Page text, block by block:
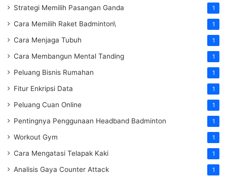
Strategi Memilih Pasangan Ganda 1
Cara Memilih Raket Badminton\ 1
Cara Menjaga Tubuh 1
Cara Membangun Mental Tanding 1
Peluang Bisnis Rumahan 1
Fitur Enkripsi Data 1
Peluang Cuan Online 1
Pentingnya Penggunaan Headband Badminton 1
Workout Gym 1
Cara Mengatasi Telapak Kaki 1
Analisis Gaya Counter Attack 1